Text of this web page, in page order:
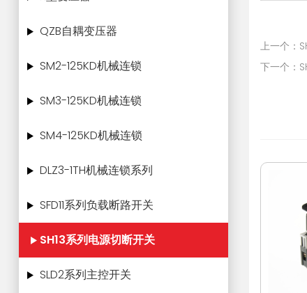
QZB自耦变压器
SM2-125KD机械连锁
SM3-125KD机械连锁
SM4-125KD机械连锁
DLZ3-1TH机械连锁系列
SFD11系列负载断路开关
SH13系列电源切断开关
SLD2系列主控开关
上一个：
下一个：